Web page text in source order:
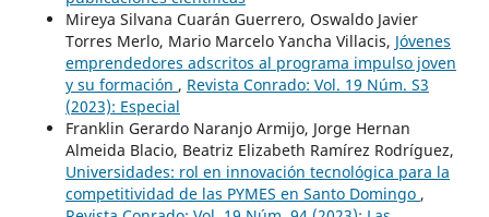
Mireya Silvana Cuarán Guerrero, Oswaldo Javier
Torres Merlo, Mario Marcelo Yancha Villacis, Jóvenes
emprendedores adscritos al programa impulso joven
y su formación , Revista Conrado: Vol. 19 Núm. S3
(2023): Especial
Franklin Gerardo Naranjo Armijo, Jorge Hernan
Almeida Blacio, Beatriz Elizabeth Ramírez Rodríguez,
Universidades: rol en innovación tecnológica para la
competitividad de las PYMES en Santo Domingo ,